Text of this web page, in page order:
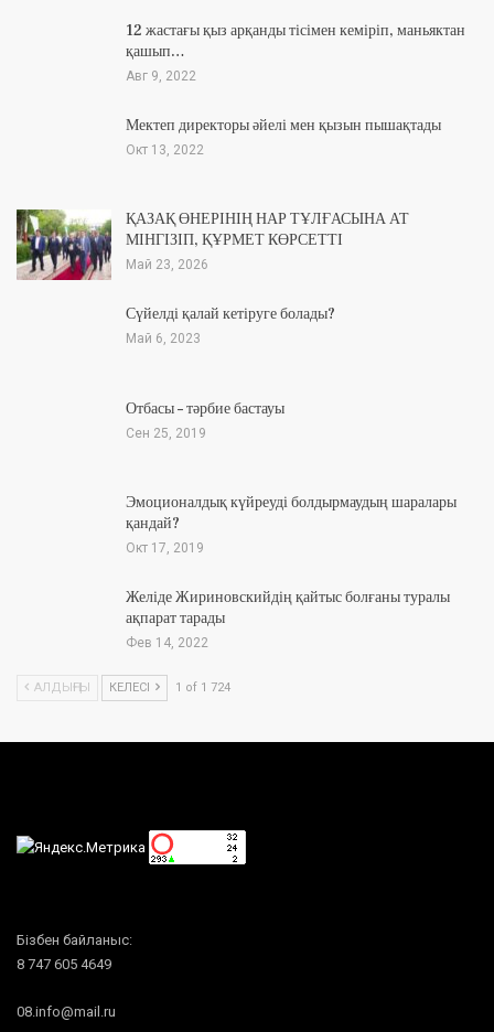
12 жастағы қыз арқанды тісімен кеміріп, маньяктан
қашып…
Авг 9, 2022
Мектеп директоры әйелі мен қызын пышақтады
Окт 13, 2022
ҚАЗАҚ ӨНЕРІНІҢ НАР ТҰЛҒАСЫНА АТ
МІНГІЗІП, ҚҰРМЕТ КӨРСЕТТІ
Май 23, 2026
Сүйелді қалай кетіруге болады?
Май 6, 2023
Отбасы – тәрбие бастауы
Сен 25, 2019
Эмоционалдық күйреуді болдырмаудың шаралары
қандай?
Окт 17, 2019
Желіде Жириновскийдің қайтыс болғаны туралы
ақпарат тарады
Фев 14, 2022
АЛДЫҢҒЫ КЕЛЕСІ 1 of 1 724
Бізбен байланыс:
8 747 605 4649
08.info@mail.ru